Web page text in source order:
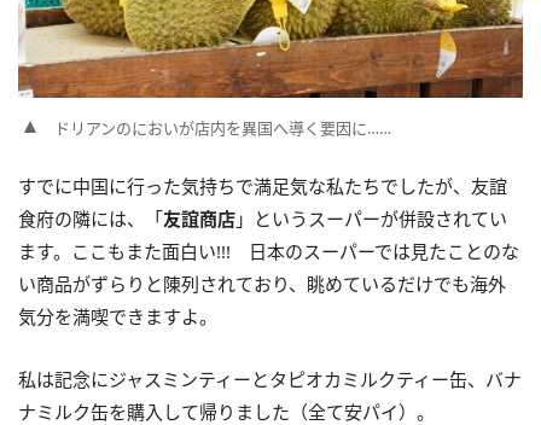
ドリアンのにおいが店内を異国へ導く要因に……
すでに中国に行った気持ちで満足気な私たちでしたが、友誼
食府の隣には、「友誼商店 」というスーパーが併設されてい
ます。ここもまた面白い!!! 日本のスーパーでは見たことのな
い商品がずらりと陳列されており、眺めているだけでも海外
気分を満喫できますよ。
私は記念にジャスミンティーとタピオカミルクティー缶、バナ
ナミルク缶を購入して帰りました（全て安パイ）。